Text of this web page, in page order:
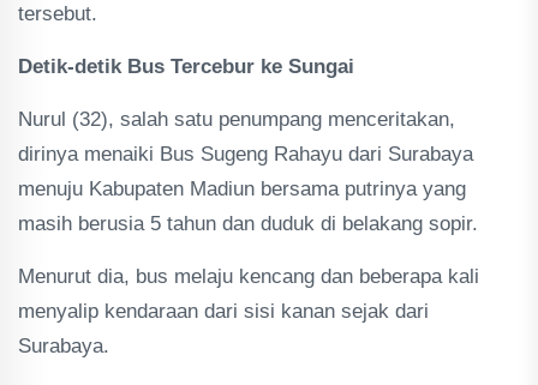
tersebut.
Detik-detik Bus Tercebur ke Sungai
Nurul (32), salah satu penumpang menceritakan,
dirinya menaiki Bus Sugeng Rahayu dari Surabaya
menuju Kabupaten Madiun bersama putrinya yang
masih berusia 5 tahun dan duduk di belakang sopir.
Menurut dia, bus melaju kencang dan beberapa kali
menyalip kendaraan dari sisi kanan sejak dari
Surabaya.